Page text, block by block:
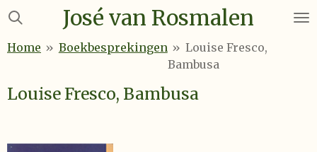
Ga
naar
José van Rosmalen
Home » Boekbesprekingen » Louise Fresco,
Bambusa
Louise Fresco, Bambusa